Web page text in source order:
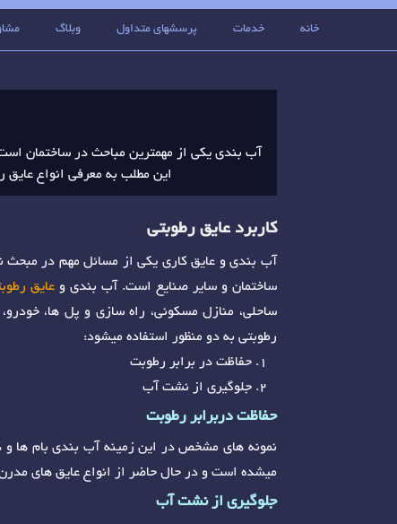
خانه خدمات پرسشهای متداول وبلاگ
آب بندی یکی از مهمترین مباحث در ساختمان
این مطلب به معرفی انواع عایق
کاربرد عایق رطوبتی
آب بندی و عایق کاری یکی از مسائل مهم در مبحث
ساختمان و سایر صنایع است. آب بندی و عایق
ساحلی، منازل مسکونی، راه سازی و پل ها،
رطوبتی به دو منظور استفاده میشود:
حفاظت در برابر رطوبت
جلوگیری از نشت آب
حفاظت دربرابر رطوبت
نمونه های مشخص در این زمینه آب بندی بام ها و
میشده است و در حال حاضر از انواع عایق های مدرن،
جلوگیری از نشت آب